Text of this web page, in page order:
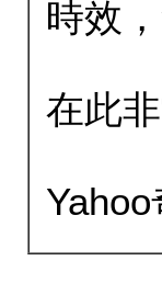
時效
在此